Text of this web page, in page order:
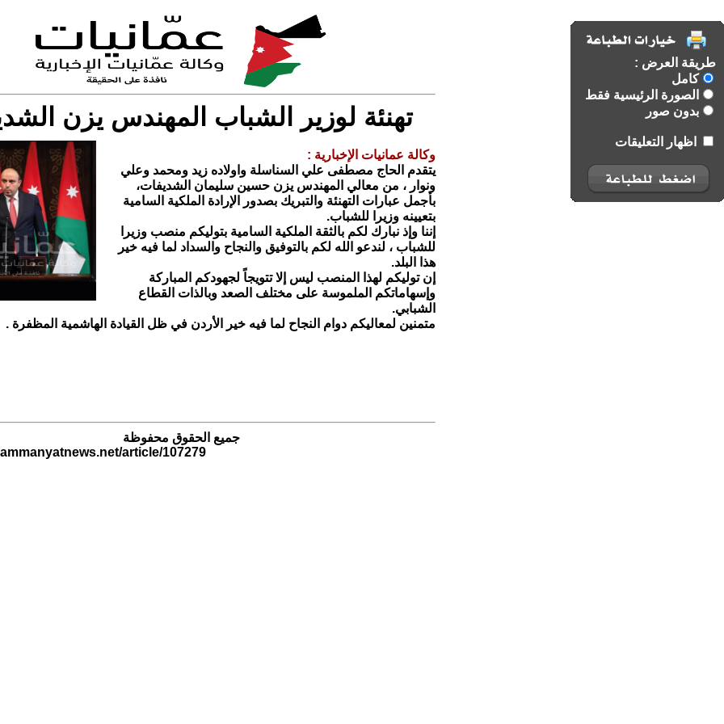
طريقة العرض :
كامل
الصورة الرئيسية فقط
بدون صور
اظهار التعليقات
تهنئة لوزير الشباب المهندس يزن
وكالة عمانيات الإخبارية :
يتقدم الحاج مصطفى علي السناسلة واولاده زيد ومحمد وعلي
ونوار ، من معالي المهندس يزن حسين سليمان الشديفات،
بأجمل عبارات التهنئة والتبريك بصدور الإرادة الملكية السامية
بتعيينه وزيرا للشباب.
إننا وإذ نبارك لكم بالثقة الملكية السامية بتوليكم منصب وزيرا
للشباب ، لندعو الله لكم بالتوفيق والنجاح والسداد لما فيه خير
هذا البلد.
إن توليكم لهذا المنصب ليس إلا تتويجاً لجهودكم المباركة
وإسهاماتكم الملموسة على مختلف الصعد وبالذات القطاع
الشبابي.
متمنين لمعاليكم دوام النجاح لما فيه خير الأردن في ظل القيادة الهاشمية المظفرة .
جميع الحقوق محفوظة
article/107279